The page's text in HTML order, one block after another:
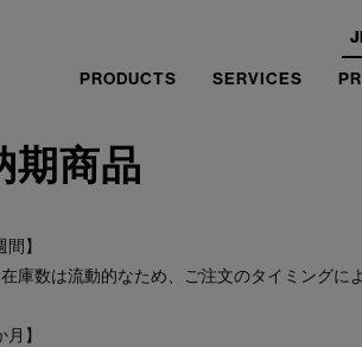
PRODUCTS SERVICES
期商品
】
庫数は流動的なため、ご注文のタイミングに
】